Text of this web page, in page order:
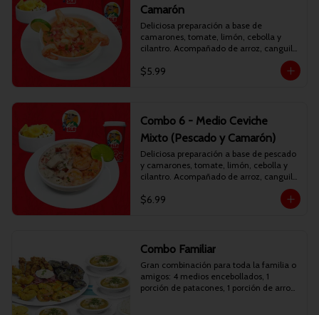
Camarón
Deliciosa preparación a base de
camarones, tomate, limón, cebolla y
cilantro. Acompañado de arroz, canguil
$5.99
Combo 6 - Medio Ceviche
Mixto (Pescado y Camarón)
Deliciosa preparación a base de pescado
y camarones, tomate, limón, cebolla y
cilantro. Acompañado de arroz, canguil
$6.99
Combo Familiar
Gran combinación para toda la familia o
amigos: 4 medios encebollados, 1
porción de patacones, 1 porción de arroz